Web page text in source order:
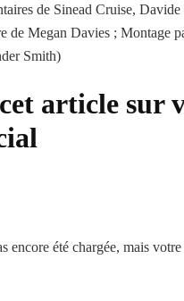
de Sinead Cruise,
de Megan Davies ; Montage
Smith)
article sur
encore été chargée, mais